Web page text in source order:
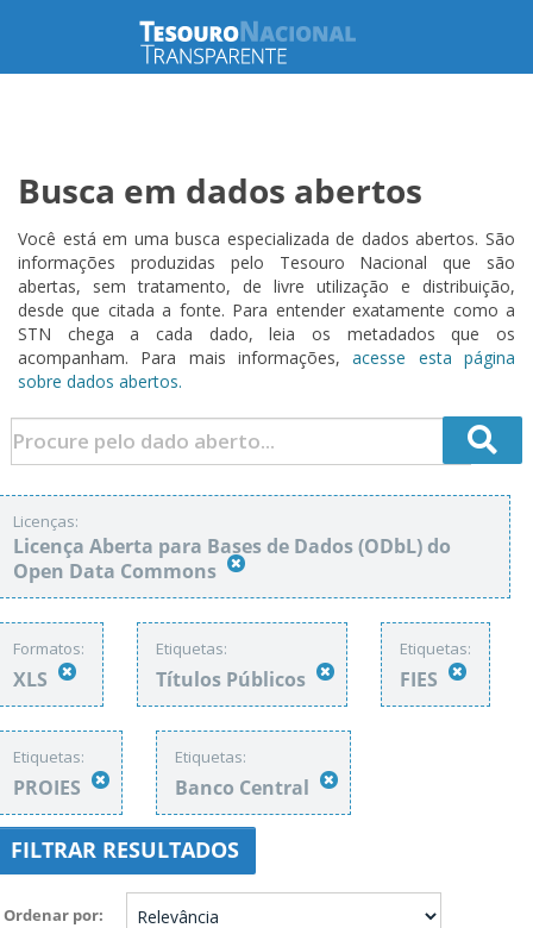
Busca em dados abertos
Você está em uma busca especializada de dados abertos. São
informações produzidas pelo Tesouro Nacional que são
abertas, sem tratamento, de livre utilização e distribuição,
desde que citada a fonte. Para entender exatamente como a
STN chega a cada dado, leia os metadados que os
acompanham. Para mais informações,acesse esta página
sobre dados abertos.
Licenças:
Licença Aberta para Bases de Dados (ODbL) do
Open Data Commons
Formatos:
XLS
Etiquetas:
Títulos Públicos
Etiquetas:
FIES
Etiquetas:
PROIES
Etiquetas:
Banco Central
FILTRAR RESULTADOS
Ordenar por